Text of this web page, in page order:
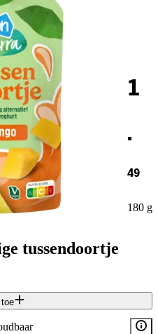
1
.
49
180 g
tussendoortje